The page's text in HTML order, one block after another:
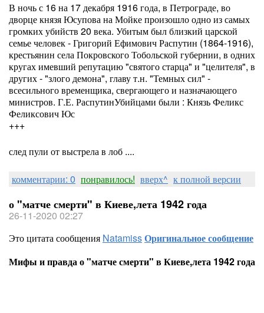
В ночь с 16 на 17 декабря 1916 года, в Петрограде, во
дворце князя Юсупова на Мойке произошло одно из самых
громких убийств 20 века. Убитым был близкий царской
семье человек - Григорий Ефимович Распутин (1864-1916),
крестьянин села Покровского Тобольской губернии, в одних
кругах имевший репутацию "святого старца" и "целителя", в
других - "злого демона", главу т.н. "Темных сил" -
всесильного временщика, свергающего и назначающего
министров. Г.Е. РаспутинУбийцами были : Князь Феликс
Феликсович Юс
+++
след пули от выстрела в лоб ....
комментарии: 0 понравилось! вверх^ к полной версии
о "матче смерти" в Киеве,лета 1942 года
26-11-2020 02:27
Это цитата сообщения NatamissОригинальное сообщение
Мифы и правда о "матче смерти" в Киеве,лета 1942 года